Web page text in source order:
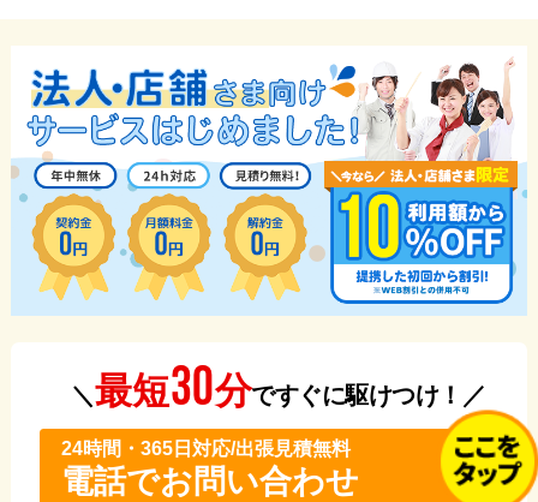
＼最短30分ですぐに駆けつけ！／
24時間・365⽇対応/出張見積無料
電話でお問い合わせ